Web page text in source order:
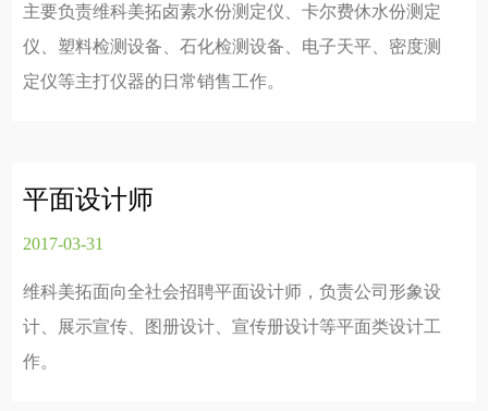
主要负责维科美拓卤素水份测定仪、卡尔费休水份测定
仪、塑料检测设备、石化检测设备、电子天平、密度测
定仪等主打仪器的日常销售工作。
平面设计师
2017-03-31
维科美拓面向全社会招聘平面设计师，负责公司形象设
计、展示宣传、图册设计、宣传册设计等平面类设计工
作。